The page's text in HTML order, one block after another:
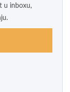
u inboxu,